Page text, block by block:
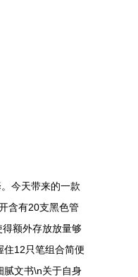
今天带来的一款
含有20支黑色管
额外存放放量够
12只笔组合简便
腻文书\n关于自身